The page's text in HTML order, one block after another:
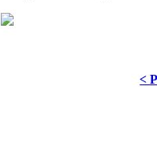
<